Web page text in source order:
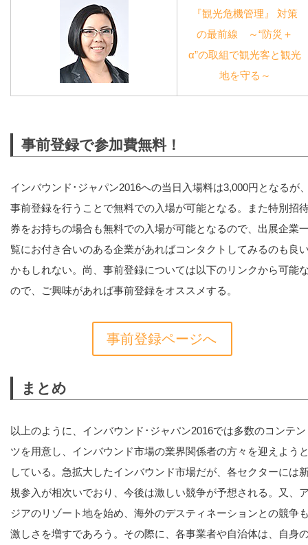
『観光危機管理』 対策
の最前線 ～“防災＋
α”の取組で観光客と観光
地を守る～
事前登録で参加費無料！
インバウンド･ジャパン2016への当日入場料は3,000円となるが
事前登録を行うことで無料での入場が可能となる。また特別招
券をお持ちの場合も無料での入場が可能となるので、出展企業
覧にお付き合いのある企業があればコンタクトしてみるのも良
かもしれない。尚、事前登録については以下のリンクから可能
ので、ご興味があれば事前登録をオススメする。
事前登録ページへ
まとめ
以上のように、インバウンド･ジャパン2016では多数のコンテン
ツを用意し、インバウンド市場の業界関係者の方々を迎えよう
している。急拡大したインバウンド市場だが、各セクターには
規参入が相次いでおり、今後は激しい競争が予想される。又、
ジアのリゾート地を始め、海外のデスティネーションとの競争
激しさを増すであろう。その際に、各事業者や自治体は、自身